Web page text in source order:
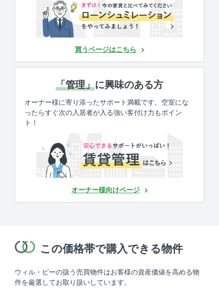
買うページはこちら
「管理」に興味のある方
オーナー様に寄り添ったサポート満載です。空室にな
ったらすぐ次の入居者が入る強い客付け力もポイン
ト！
オーナー様向けページ
この価格帯で購入できる物件
ウィル・ビーの扱う売買物件はお客様の資産価値を高める物
件を厳選してお取り扱いしています。